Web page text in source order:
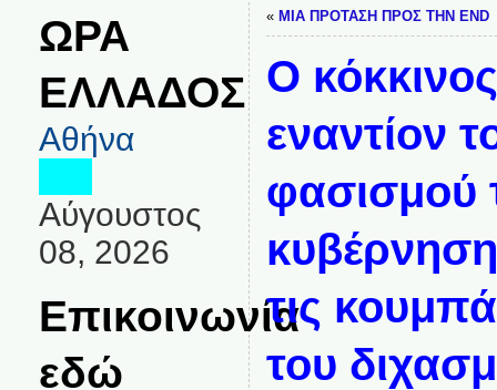
ΩΡΑ
ΕΛΛΑΔΟΣ
Αθήνα
Αύγουστος
08, 2026
Επικοινωνία
εδώ
« ΜΙΑ ΠΡΟΤΑΣΗ ΠΡΟΣ ΤΗΝ END
Ο
εναντίον
φασισμού
τις
του